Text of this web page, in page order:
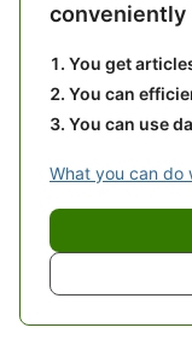
conveniently
You get
You can
You can use
What you can do